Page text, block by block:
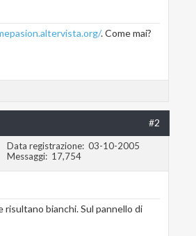
. Come mai?
#2
Data registrazione 03-10-2005
Messaggi
17,754
bianchi. Sul pannello di